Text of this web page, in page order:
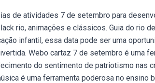
de atividades 7 de setembro para
rio, animações e clássicos. Guia do rio
infantil, essa data pode ser uma
Webo cartaz 7 de setembro é uma
do sentimento de patriotismo nas
é uma ferramenta poderosa no ensino